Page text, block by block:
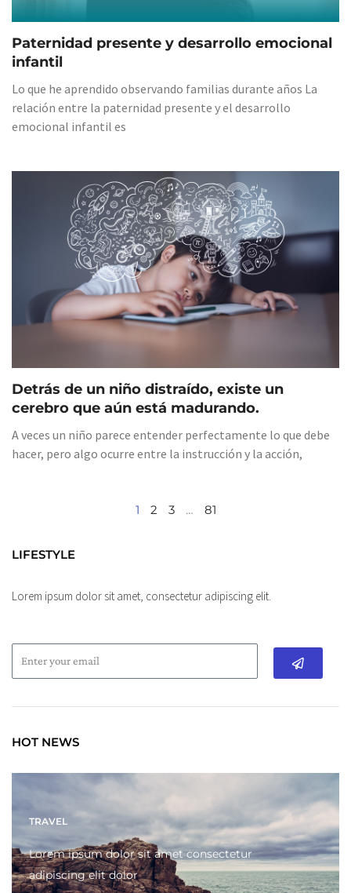
Paternidad presente y desarrollo emocional
infantil
Lo que he aprendido observando familias durante años La
relación entre la paternidad presente y el desarrollo
emocional infantil es
Detrás de un niño distraído, existe un
cerebro que aún está madurando.
A veces un niño parece entender perfectamente lo que debe
hacer, pero algo ocurre entre la instrucción y la acción,
1 2 3 … 81
LIFESTYLE
Lorem ipsum dolor sit amet, consectetur adipiscing elit.
Submit
HOT NEWS
TRAVEL
Lorem ipsum dolor sit amet consectetur
adipiscing elit dolor